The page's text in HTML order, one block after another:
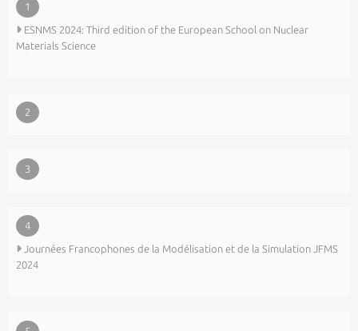
1
ESNMS 2024: Third edition of the European School on Nuclear
Materials Science
2
3
4
Journées Francophones de la Modélisation et de la Simulation JFMS
2024